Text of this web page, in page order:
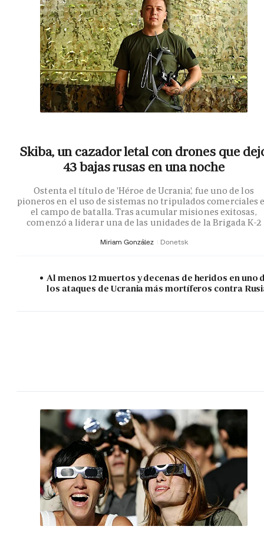
Skiba, un cazador letal con drones que
43 bajas rusas en una noche
Ostenta el título de 'Héroe de Ucrania', fue uno de los
pioneros en el uso de sistemas no tripulados comerciales
el campo de batalla. Tras acumular misiones exitosas,
comenzó a liderar una de las unidades de la Brigada K-2
Miriam González Donetsk
Al menos 12 muertos y decenas de heridos en uno
los ataques de Ucrania más mortíferos contra